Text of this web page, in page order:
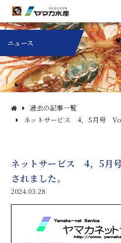
ニュース
過去の記事一覧
ネットサービス 4，5月号
ネットサービス 4，5月
されました。
2024.03.28